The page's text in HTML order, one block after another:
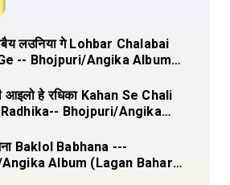
लउनिया गे Lohbar Chalabai
-- Bhojpuri/Angika Album
आइलो हे रधिका Kahan Se Chali
Bhojpuri/Angika
Baklol Babhana ---
Album (Lagan Bahar